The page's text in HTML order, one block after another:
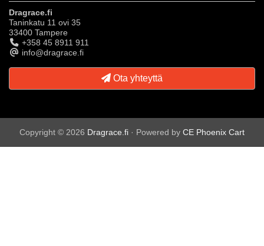
Dragrace.fi
Taninkatu 11 ovi 35
33400 Tampere
+358 45 8911 911
info@dragrace.fi
Ota yhteyttä
Copyright © 2026 Dragrace.fi · Powered by CE Phoenix Cart